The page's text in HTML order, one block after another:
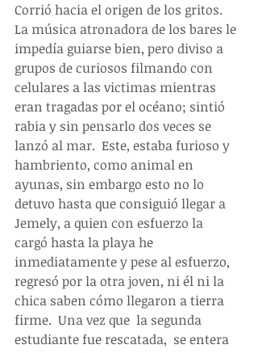
Corrió hacia el origen de los gritos.
La música atronadora de los bares le
impedía guiarse bien, pero diviso a
grupos de curiosos filmando con
celulares a las victimas mientras
eran tragadas por el océano; sintió
rabia y sin pensarlo dos veces se
lanzó al mar.  Este, estaba furioso y
hambriento, como animal en
ayunas, sin embargo esto no lo
detuvo hasta que consiguió llegar a
Jemely, a quien con esfuerzo la
cargó hasta la playa he
inmediatamente y pese al esfuerzo,
regresó por la otra joven, ni él ni la
chica saben cómo llegaron a tierra
firme.  Una vez que  la segunda
estudiante fue rescatada,  se entera